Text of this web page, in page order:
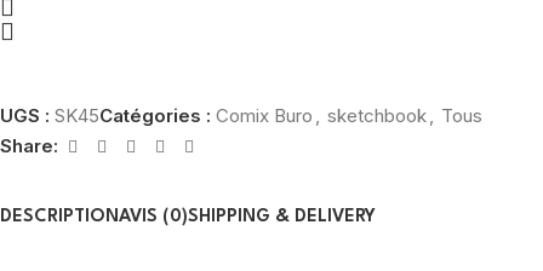
UGS : SK45Catégories : Comix Buro , sketchbook, Tous
Share:
DESCRIPTION AVIS (0)SHIPPING & DELIVERY